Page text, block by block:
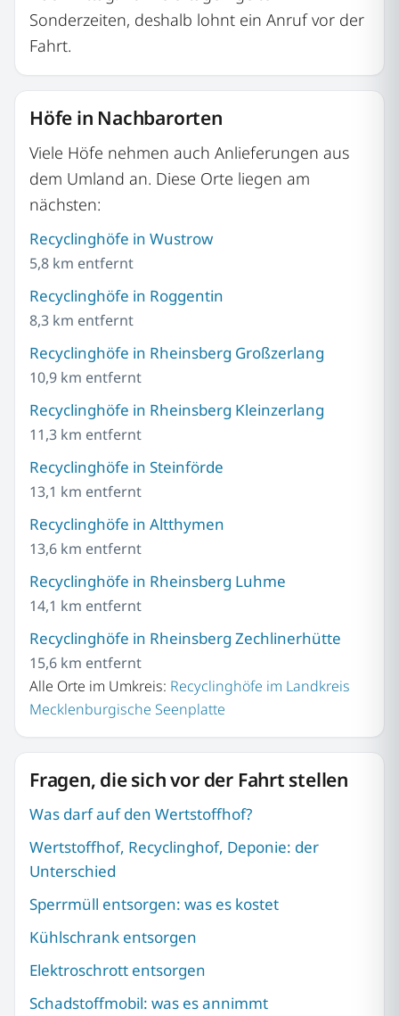
Sonderzeiten, deshalb lohnt ein Anruf vor der
Fahrt.
Höfe in Nachbarorten
Viele Höfe nehmen auch Anlieferungen aus
dem Umland an. Diese Orte liegen am
nächsten:
Recyclinghöfe in Wustrow
5,8 km entfernt
Recyclinghöfe in Roggentin
8,3 km entfernt
Recyclinghöfe in Rheinsberg Großzerlang
10,9 km entfernt
Recyclinghöfe in Rheinsberg Kleinzerlang
11,3 km entfernt
Recyclinghöfe in Steinförde
13,1 km entfernt
Recyclinghöfe in Altthymen
13,6 km entfernt
Recyclinghöfe in Rheinsberg Luhme
14,1 km entfernt
Recyclinghöfe in Rheinsberg Zechlinerhütte
15,6 km entfernt
Alle Orte im Umkreis: Recyclinghöfe im Landkreis
Mecklenburgische Seenplatte
Fragen, die sich vor der Fahrt stellen
Was darf auf den Wertstoffhof?
Wertstoffhof, Recyclinghof, Deponie: der
Unterschied
Sperrmüll entsorgen: was es kostet
Kühlschrank entsorgen
Elektroschrott entsorgen
Schadstoffmobil: was es annimmt